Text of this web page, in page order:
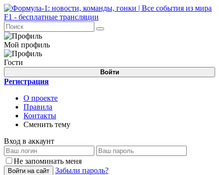
Мой профиль
Гости
Войти
Регистрация
О проекте
Правила
Контакты
Сменить тему
Вход в аккаунт
Не запоминать меня
Войти на сайт
Забыли пароль?